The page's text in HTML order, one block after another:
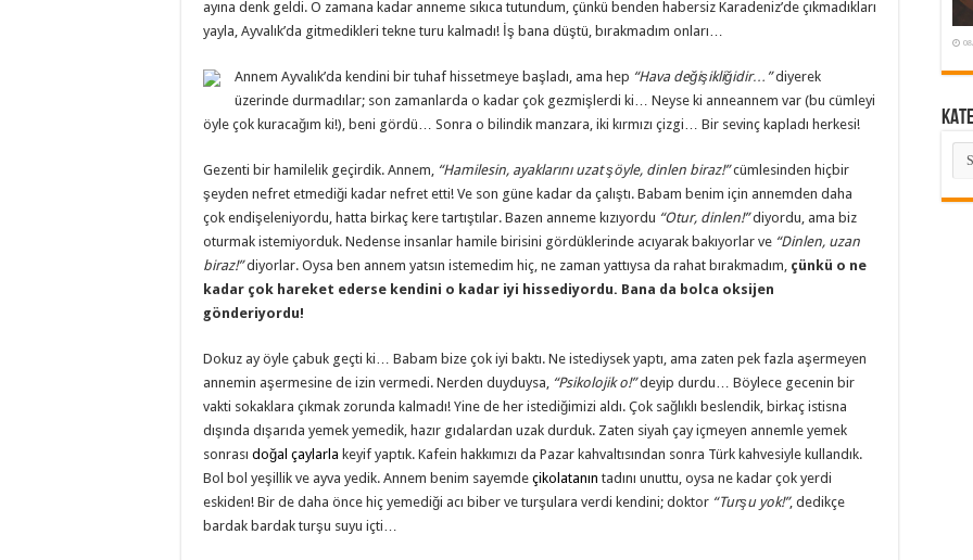
ayına denk geldi. O zamana kadar anneme sıkıca tutundum, çünkü benden habersiz Karadeniz’de çıkmadıkları
yayla, Ayvalık’da gitmedikleri tekne turu kalmadı! İş bana düştü, bırakmadım onları…
Annem Ayvalık’da kendini bir tuhaf hissetmeye başladı, ama hep “Hava değişikliğidir…”diyerek
üzerinde durmadılar; son zamanlarda o kadar çok gezmişlerdi ki… Neyse ki anneannem var (bu cümleyi
öyle çok kuracağım ki!), beni gördü… Sonra o bilindik manzara, iki kırmızı çizgi… Bir sevinç kapladı herkesi!
Gezenti bir hamilelik geçirdik. Annem, “Hamilesin, ayaklarını uzat şöyle, dinlen biraz!”cümlesinden hiçbir
şeyden nefret etmediği kadar nefret etti! Ve son güne kadar da çalıştı. Babam benim için annemden daha
çok endişeleniyordu, hatta birkaç kere tartıştılar. Bazen anneme kızıyordu “Otur, dinlen!”diyordu, ama biz
oturmak istemiyorduk. Nedense insanlar hamile birisini gördüklerinde acıyarak bakıyorlar ve “Dinlen, uzan
biraz!”diyorlar. Oysa ben annem yatsın istemedim hiç, ne zaman yattıysa da rahat bırakmadım, çünkü o ne
kadar çok hareket ederse kendini o kadar iyi hissediyordu. Bana da bolca oksijen
gönderiyordu!
Dokuz ay öyle çabuk geçti ki… Babam bize çok iyi baktı. Ne istediysek yaptı, ama zaten pek fazla aşermeyen
annemin aşermesine de izin vermedi. Nerden duyduysa, “Psikolojik o!”deyip durdu… Böylece gecenin bir
vakti sokaklara çıkmak zorunda kalmadı! Yine de her istediğimizi aldı. Çok sağlıklı beslendik, birkaç istisna
dışında dışarıda yemek yemedik, hazır gıdalardan uzak durduk. Zaten siyah çay içmeyen annemle yemek
sonrası doğal çaylarla keyif yaptık. Kafein hakkımızı da Pazar kahvaltısından sonra Türk kahvesiyle kullandık.
Bol bol yeşillik ve ayva yedik. Annem benim sayemde çikolatanın tadını unuttu, oysa ne kadar çok yerdi
eskiden! Bir de daha önce hiç yemediği acı biber ve turşulara verdi kendini; doktor “Turşu yok!”, dedikçe
bardak bardak turşu suyu içti…